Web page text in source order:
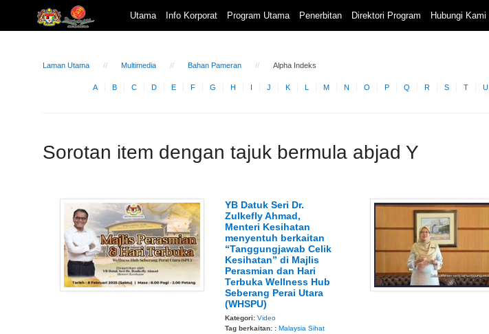
Utama Info Korporat Program Utama Penerbitan Direktori Program Hubungi Kami
Laman Utama Multimedia Bahan Pameran Alpha Indeks
A B C D E F G H I J K L M N O P Q R S T U
Sorotan item dengan tajuk bermula abjad Y
YB Datuk Seri Dr.
Zulkefly Ahmad,
Menteri Kesihatan
menyentuh berkaitan
“Tanggungjawab Celik
Kesihatan” di Majlis
Perasmian dan Hari
Terbuka Wellness Hub
Seberang Perai Utara
(WHSPU)
Kategori: Video
Tag berkaitan: : Malaysia Sihat